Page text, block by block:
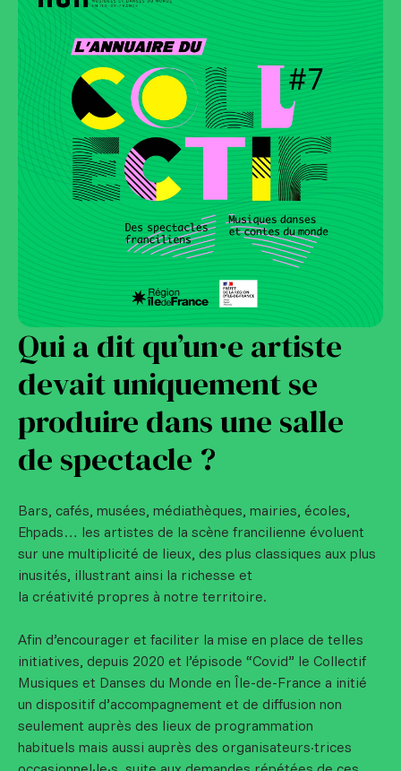
Qui a dit qu’un·e artiste
devait uniquement se
produire dans une salle
de spectacle ?
Bars, cafés, musées, médiathèques, mairies, écoles,
Ehpads… les artistes de la scène francilienne évoluent
sur une multiplicité de lieux, des plus classiques aux plus
inusités, illustrant ainsi la richesse et
la créativité propres à notre territoire.
Afin d’encourager et faciliter la mise en place de telles
initiatives, depuis 2020 et l’épisode “Covid” le Collectif
Musiques et Danses du Monde en Île-de-France a initié
un dispositif d’accompagnement et de diffusion non
seulement auprès des lieux de programmation
habituels mais aussi auprès des organisateurs·trices